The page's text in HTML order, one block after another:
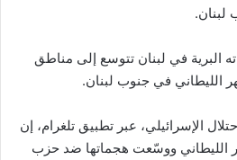
البرية في لبنان تتوسع إلى مناطق
الليطاني في جنوب لبنان.
الإسرائيلي، عبر تطبيق تلغرام، إن
الليطاني ووسّعت هجماتها ضد حزب